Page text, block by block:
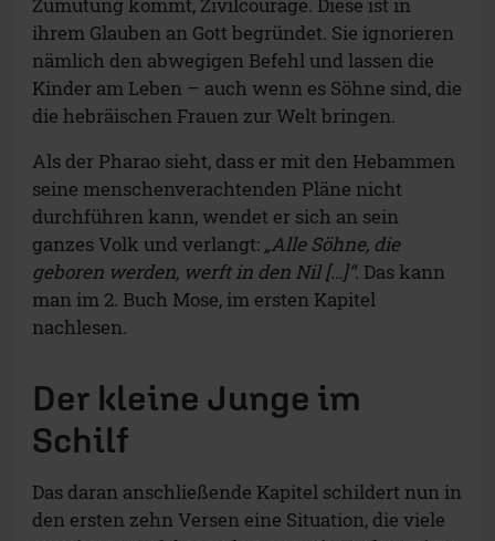
Zumutung kommt, Zivilcourage. Diese ist in
ihrem Glauben an Gott begründet. Sie ignorieren
nämlich den abwegigen Befehl und lassen die
Kinder am Leben – auch wenn es Söhne sind, die
die hebräischen Frauen zur Welt bringen.
Als der Pharao sieht, dass er mit den Hebammen
seine menschenverachtenden Pläne nicht
durchführen kann, wendet er sich an sein
ganzes Volk und verlangt: „Alle Söhne, die
geboren werden, werft in den Nil […]“. Das kann
man im 2. Buch Mose, im ersten Kapitel
nachlesen.
Der kleine Junge im
Schilf
Das daran anschließende Kapitel schildert nun in
den ersten zehn Versen eine Situation, die viele